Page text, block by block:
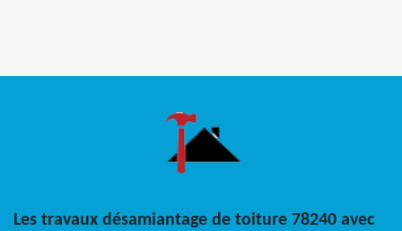
Les travaux désamiantage de toiture 78240 avec